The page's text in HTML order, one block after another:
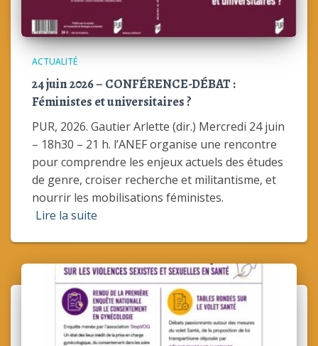
ACTUALITÉ
24 juin 2026 – CONFÉRENCE-DÉBAT :
Féministes et universitaires ?
PUR, 2026. Gautier Arlette (dir.) Mercredi 24 juin
– 18h30 – 21 h. l’ANEF organise une rencontre
pour comprendre les enjeux actuels des études
de genre, croiser recherche et militantisme, et
nourrir les mobilisations féministes.
Lire la suite